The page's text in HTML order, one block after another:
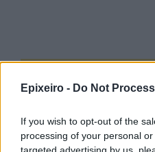
Epixeiro - Do Not
If you wish to opt-out of the
processing of your personal
targeted advertising by us,
και μάθετε πρώτοι
Δείτε όλες τις